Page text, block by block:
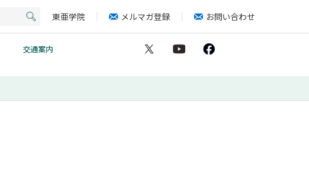
東亜学院 メルマガ登録 お問い合わせ
交通案内